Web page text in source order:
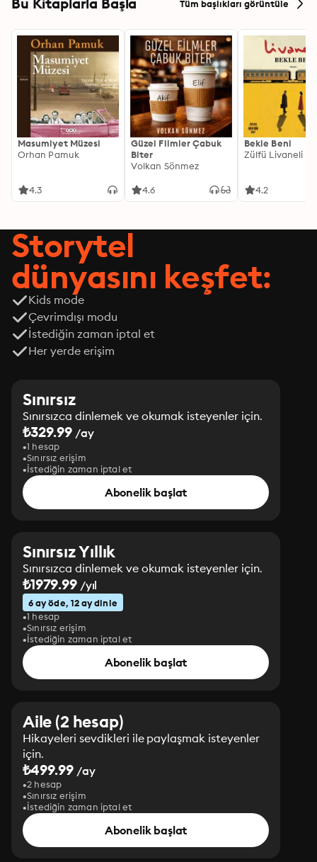
throughout this book.
Tüm başlıkları görüntüle
Masumiyet Müzesi
Orhan Pamuk
4.3
Güzel Filmler Çabuk
Biter
Volkan Sönmez
4.6
Bekle Beni
Zülfü Livaneli
4.2
Storytel
dünyasını keşfet:
Kids mode
Çevrimdışı modu
İstediğin zaman iptal et
Her yerde erişim
Sınırsız
Sınırsızca dinlemek ve okumak isteyenler için.
₺329.99 /ay
1 hesap
Sınırsız erişim
İstediğin zaman iptal et
Abonelik başlat
Sınırsız Yıllık
Sınırsızca dinlemek ve okumak isteyenler için.
₺1979.99/yıl
6 ay öde, 12 ay dinle
1 hesap
Sınırsız erişim
İstediğin zaman iptal et
Abonelik başlat
Aile (2 hesap)
Hikayeleri sevdikleri ile paylaşmak isteyenler
için.
₺499.99 /ay
2 hesap
Sınırsız erişim
İstediğin zaman iptal et
Abonelik başlat